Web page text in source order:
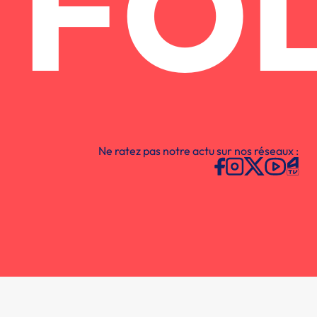
Ne ratez pas notre actu sur nos réseaux :